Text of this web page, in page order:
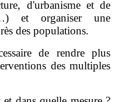
d'urbanisme et de
et organiser une
des populations.
de rendre plus
des multiples